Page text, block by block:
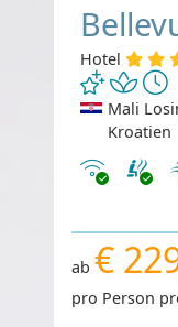
Hotel
Mali
Kroatien
Internet
ab €
pro Person